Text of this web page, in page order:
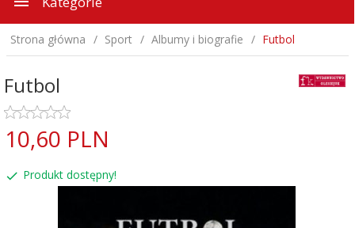
Strona główna Sport Albumy i biografie Futbol
Futbol
10,60 PLN
Produkt dostępny!